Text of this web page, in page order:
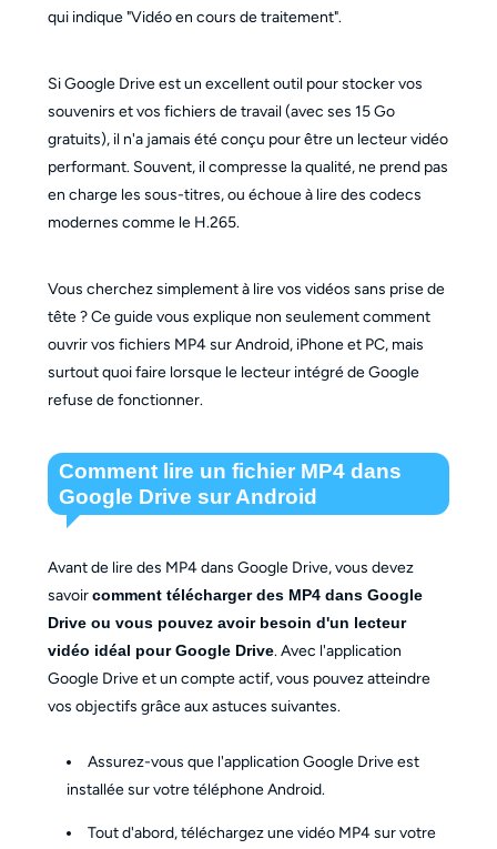
qui indique "Vidéo en cours de traitement".
Si Google Drive est un excellent outil pour stocker vos
souvenirs et vos fichiers de travail (avec ses 15 Go
gratuits), il n'a jamais été conçu pour être un lecteur vidéo
performant. Souvent, il compresse la qualité, ne prend pas
en charge les sous-titres, ou échoue à lire des codecs
modernes comme le H.265.
Vous cherchez simplement à lire vos vidéos sans prise de
tête ? Ce guide vous explique non seulement comment
ouvrir vos fichiers MP4 sur Android, iPhone et PC, mais
surtout quoi faire lorsque le lecteur intégré de Google
refuse de fonctionner.
Comment lire un fichier MP4 dans
Google Drive sur Android
Avant de lire des MP4 dans Google Drive, vous devez
savoircomment télécharger des MP4 dans Google
Drive ou vous pouvez avoir besoin d'un lecteur
vidéo idéal pour Google Drive. Avec l'application
Google Drive et un compte actif, vous pouvez atteindre
vos objectifs grâce aux astuces suivantes.
Assurez-vous que l'application Google Drive est
installée sur votre téléphone Android.
Tout d'abord, téléchargez une vidéo MP4 sur votre